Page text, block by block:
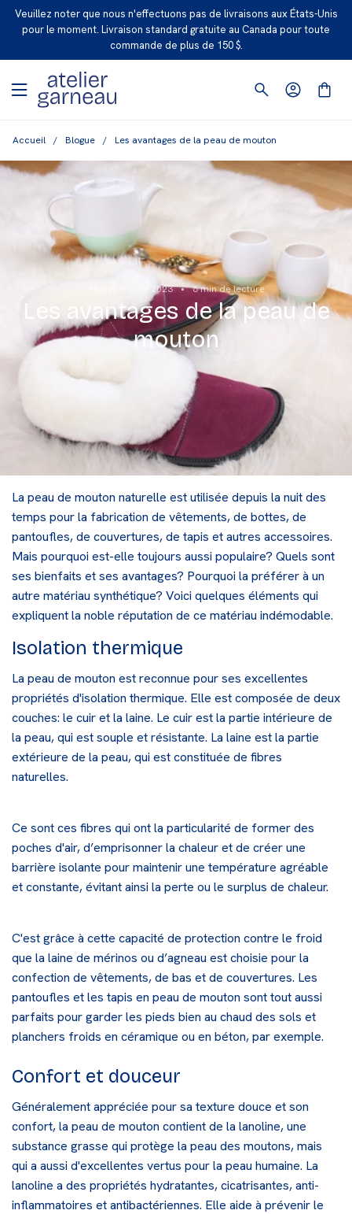
C
Veuillez noter que nous n'effectuons pas de livraisons aux États-Unis
pour le moment. Livraison standard gratuite au Canada pour toute
commande de plus de 150 $.
Accueil / Blogue / Les avantages de la peau de mouton
18 décembre 2023 6 min de lecture
Les avantages de la peau de
mouton
La peau de mouton naturelle est utilisée depuis la nuit des
temps pour la fabrication de vêtements, de bottes, de
pantoufles, de couvertures, de tapis et autres accessoires.
Mais pourquoi est-elle toujours aussi populaire? Quels sont
ses bienfaits et ses avantages? Pourquoi la préférer à un
autre matériau synthétique? Voici quelques éléments qui
expliquent la noble réputation de ce matériau indémodable.
Isolation thermique
La peau de mouton est reconnue pour ses excellentes
propriétés d'isolation thermique. Elle est composée de deux
couches: le cuir et la laine. Le cuir est la partie intérieure de
la peau, qui est souple et résistante. La laine est la partie
extérieure de la peau, qui est constituée de fibres
naturelles.
Ce sont ces fibres qui ont la particularité de former des
poches d'air, d’emprisonner la chaleur et de créer une
barrière isolante pour maintenir une température agréable
et constante, évitant ainsi la perte ou le surplus de chaleur.
C'est grâce à cette capacité de protection contre le froid
que la laine de mérinos ou d’agneau est choisie pour la
confection de vêtements, de bas et de couvertures. Les
pantoufles et les tapis en peau de mouton sont tout aussi
parfaits pour garder les pieds bien au chaud des sols et
planchers froids en céramique ou en béton, par exemple.
Confort et douceur
Généralement appréciée pour sa texture douce et son
confort, la peau de mouton contient de la lanoline, une
substance grasse qui protège la peau des moutons, mais
qui a aussi d'excellentes vertus pour la peau humaine. La
lanoline a des propriétés hydratantes, cicatrisantes, anti-
inflammatoires et antibactériennes. Elle aide à prévenir le